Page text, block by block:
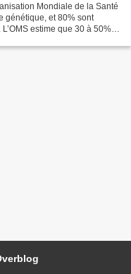
Mondiale de la Santé
génétique, et 80% sont
estime que 30 à 50%